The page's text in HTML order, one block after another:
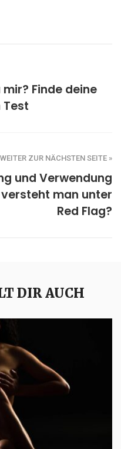
Finde deine
WEITER ZUR NÄCHSTEN SEITE »
und Verwendung
man unter
Red Flag?
DIR AUCH